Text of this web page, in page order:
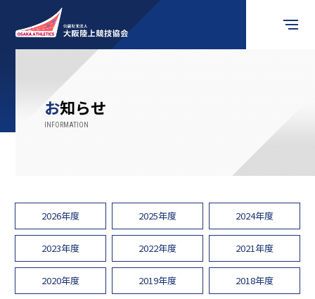
競技会情報
お知らせ
競技者の皆様へ
審判員の皆様へ
関係団体
お知らせ
2026年度 2025年度 2024年度
2023年度 2022年度 2021年度
2020年度 2019年度 2018年度